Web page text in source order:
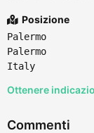
Posizione
Palermo
Palermo
Italy
Ottenere
Commenti